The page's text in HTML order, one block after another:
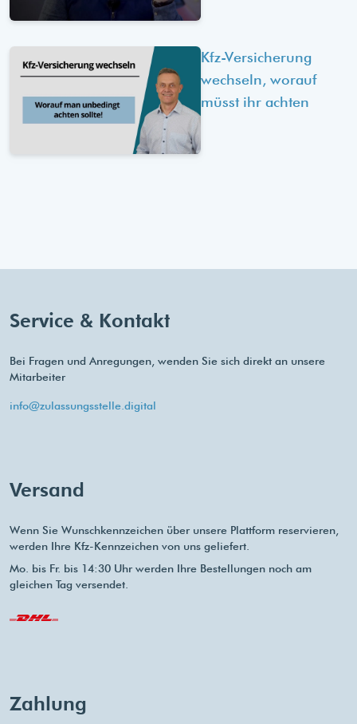
Kfz-Versicherung
wechseln, worauf
müsst ihr achten
Service & Kontakt
Bei Fragen und Anregungen, wenden Sie sich direkt an unsere
Mitarbeiter
info@zulassungsstelle.digital
Versand
Wenn Sie Wunschkennzeichen über unsere Plattform reservieren,
werden Ihre Kfz-Kennzeichen von uns geliefert.
Mo. bis Fr. bis 14:30 Uhr werden Ihre Bestellungen noch am
gleichen Tag versendet.
Zahlung